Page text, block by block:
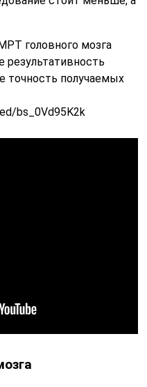
головного мозга
результативность
точность получаемых
bs_0Vd95K2k